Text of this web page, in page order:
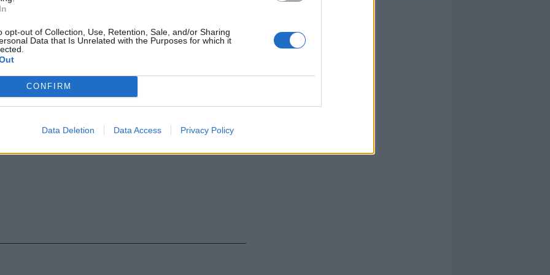
opt-out of Collection, Use, Retention, Sale, and/or Sharing
Data that Is Unrelated with the Purposes for which it
CONFIRM
Data Deletion Data Access Privacy Policy
Poli e Maurizio Margaglio e Kristian
convocati per commentare la prossima
Sim.Pie.